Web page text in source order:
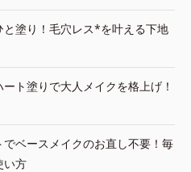
と塗り！毛穴レス*を叶える下地
ート塗りで大人メイクを格上げ！
でベースメイクのお直し不要！毎
い方